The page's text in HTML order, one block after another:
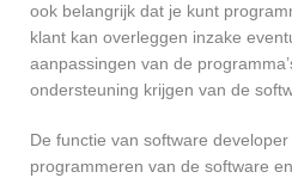
ook belangrijk dat je kunt
klant kan overleggen inzake
aanpassingen van de
ondersteuning krijgen van de
De functie van software
programmeren van de software